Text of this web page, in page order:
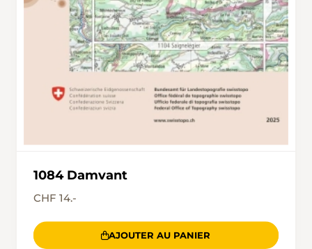
1084 Damvant
CHF 14.-
AJOUTER AU PANIER